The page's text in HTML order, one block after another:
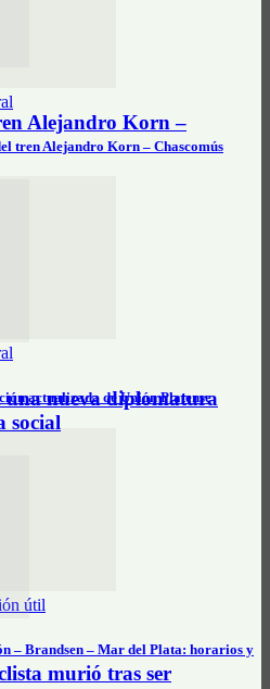
tren Alejandro Korn – Chascomús
actualizada de Unión Platense
útil
– Brandsen – Mar del Plata: horarios y
Alejandro Korn –
nueva diplomatura
social
murió tras ser